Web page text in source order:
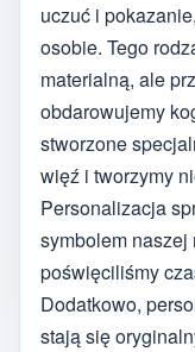
uczuć i
osobie. Tego
materialną, ale
obdarowujemy
stworzone
więź i tworzymy
Personalizacja
symbolem
poświęciliśmy
Dodatkowo,
stają się